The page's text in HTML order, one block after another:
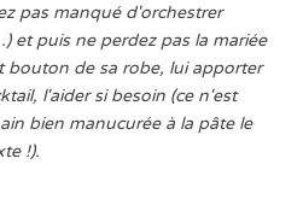
pas manqué d'orchestrer
et puis ne perdez pas la mariée
bouton de sa robe, lui apporter
l'aider si besoin (ce n'est
bien manucurée à la pâte le
!).